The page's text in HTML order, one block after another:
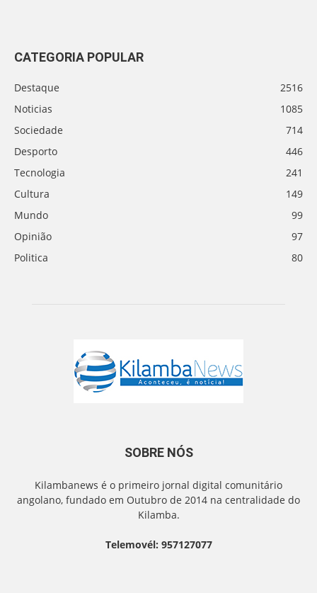
CATEGORIA POPULAR
Destaque
2516
Noticias
1085
Sociedade
714
Desporto
446
Tecnologia
241
Cultura
149
Mundo
99
Opinião
97
Politica
80
SOBRE NÓS
Kilambanews é o primeiro jornal digital comunitário
angolano, fundado em Outubro de 2014 na centralidade do
Kilamba.
Telemovél: 957127077